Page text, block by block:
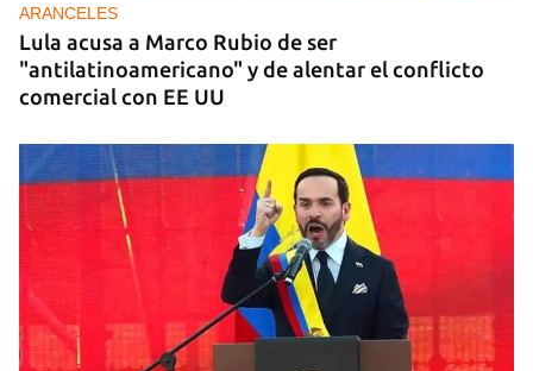
ARANCELES
Lula acusa a Marco Rubio de ser
"antilatinoamericano" y de alentar el conflicto
comercial con EE UU